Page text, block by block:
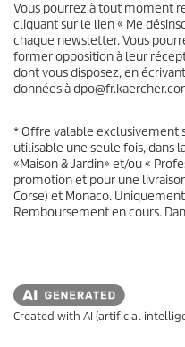
Vous pourrez à tout moment
cliquant sur le lien « Me
chaque newsletter. Vous
former opposition à leur
dont vous disposez, en
données à
* Offre valable exclusivement
utilisable une seule fois, dans
«Maison & Jardin» et/ou «
promotion et pour une
Corse) et Monaco.
Remboursement en cours.
Created with AI (artificial